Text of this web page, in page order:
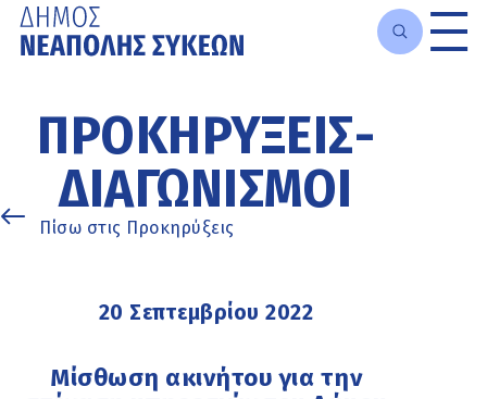
κυρίως
περιεχόμενο
ΠΡΟΚΗΡΎΞΕΙΣ-
ΔΙΑΓΩΝΙΣΜΟΊ
Πίσω στις Προκηρύξεις
20 Σεπτεμβρίου 2022
Μίσθωση ακινήτου για την